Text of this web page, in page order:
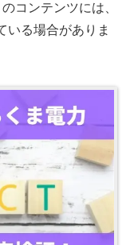
コンテンツには、
いる場合がありま